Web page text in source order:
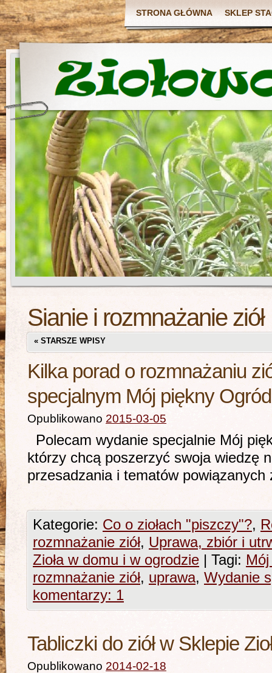
STRONA GŁÓWNA SKLEP
Sianie i rozmnażanie ziół
« STARSZE WPISY
Kilka porad o rozmnażaniu
specjalnym Mój piękny Ogród
Opublikowano 2015-03-05
Polecam wydanie specjalnie Mój
którzy chcą poszerzyć swoja wiedzę
przesadzania i tematów
Kategorie: Co o ziołach "piszczy"?,
rozmnażanie ziół, Uprawa, zbiór i
Zioła w domu i w ogrodzie | Tagi:
rozmnażanie ziół, uprawa, Wydanie
komentarzy: 1
Tabliczki do ziół w Sklepie
Opublikowano 2014-02-18